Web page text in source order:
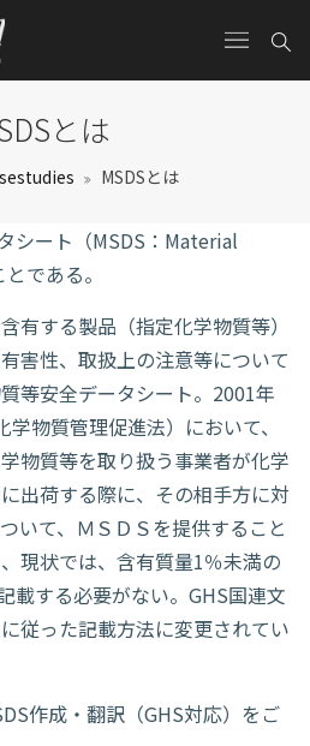
とは
MSDSとは
シート（MSDS：Material
である。
有する製品（指定化学物質等）
害性、取扱上の注意等について
等安全データシート。2001年
物質管理促進法）において、
物質等を取り扱う事業者が化学
出荷する際に、その相手方に対
いて、ＭＳＤＳを提供すること
現状では、含有質量1％未満の
載する必要がない。GHS国連文
従った記載方法に変更されてい
作成・翻訳（GHS対応）をご